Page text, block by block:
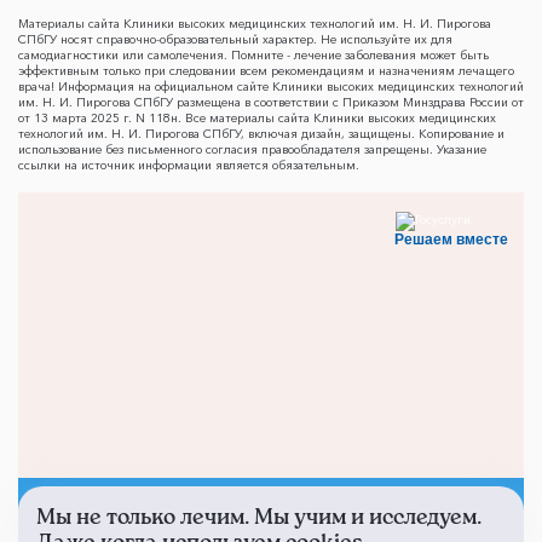
Материалы сайта Клиники высоких медицинских технологий им. Н. И. Пирогова
СПбГУ носят справочно-образовательный характер. Не используйте их для
самодиагностики или самолечения. Помните - лечение заболевания может быть
эффективным только при следовании всем рекомендациям и назначениям лечащего
врача! Информация на официальном сайте Клиники высоких медицинских технологий
им. Н. И. Пирогова СПбГУ размещена в соответствии с Приказом Минздрава России от
от 13 марта 2025 г. N 118н. Все материалы сайта Клиники высоких медицинских
технологий им. Н. И. Пирогова СПбГУ, включая дизайн, защищены. Копирование и
использование без письменного согласия правообладателя запрещены. Указание
ссылки на источник информации является обязательным.
Решаем вместе
Не смогли записаться к
Мы не только лечим. Мы учим и исследуем.